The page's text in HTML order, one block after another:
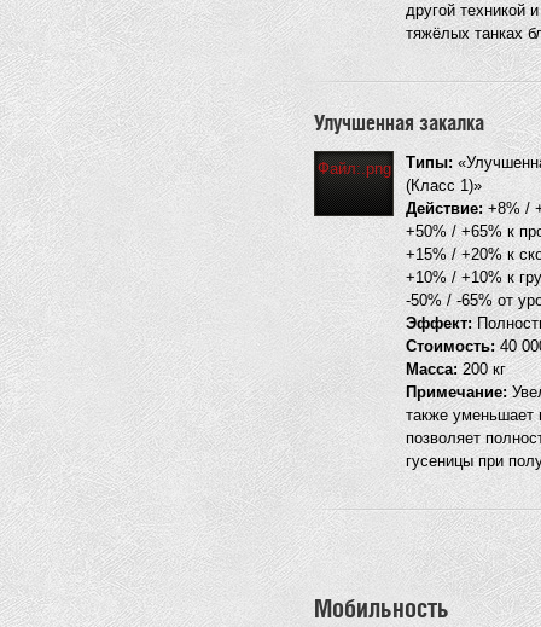
другой техникой
тяжёлых танках
Улучшенная закалка
Файл:.png Типы:
(Класс 1)»
Действие: +8% /
+50% / +65% к
+15% / +20% к
+10% / +10% к
-50% / -65% от
Эффект:
Стоимость:40
Масса: 200 кг
Примечание:
также уменьшает
позволяет
гусеницы при
Мобильность